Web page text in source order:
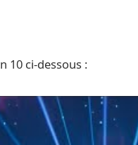
10 ci-dessous :